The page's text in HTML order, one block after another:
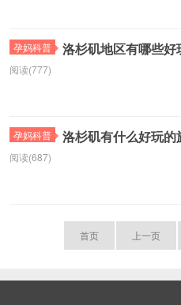
孕妈科普 洛杉矶地区有哪些好
阅读(777)
孕妈科普 洛杉矶有什么好玩的
阅读(687)
首页 上一页